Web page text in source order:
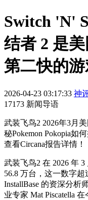
Switch 'N'
结者 2 是
第二快的
2026-04-23 03:17:33 神
17173 新闻导语
武装飞鸟2 2026年3月
秘Pokemon Pokopia如
查看Circana报告详情！
武装飞鸟2 在 2026 年
56.8 万台，这一数字
InstallBase 的资深分
业专家 Mat Piscatella